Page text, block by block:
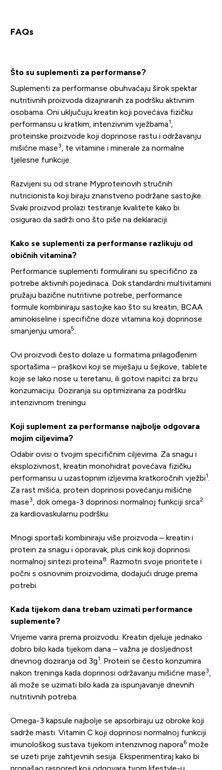
FAQs
Što su suplementi za performanse?
Suplementi za performanse obuhvaćaju širok spektar
nutritivnih proizvoda dizajniranih za podršku aktivnim
osobama. Oni uključuju kreatin koji povećava fizičku
performansu u kratkim, intenzivnim vježbama1,
proteinske proizvode koji doprinose rastu i održavanju
mišićne mase3, te vitamine i minerale za normalne
tjelesne funkcije.
Razvijeni su od strane Myproteinovih stručnih
nutricionista koji biraju znanstveno podržane sastojke.
Svaki proizvod prolazi testiranje kvalitete kako bi
osigurao da sadrži ono što piše na deklaraciji.
Kako se suplementi za performanse razlikuju od
običnih vitamina?
Performance suplementi formulirani su specifično za
potrebe aktivnih pojedinaca. Dok standardni multivitamini
pružaju bazične nutritivne potrebe, performance
formule kombiniraju sastojke kao što su kreatin, BCAA
aminokiseline i specifične doze vitamina koji doprinose
smanjenju umora5.
Ovi proizvodi često dolaze u formatima prilagođenim
sportašima – praškovi koji se miješaju u šejkove, tablete
koje se lako nose u teretanu, ili gotovi napitci za brzu
konzumaciju. Doziranja su optimizirana za podršku
intenzivnom treningu.
Koji suplement za performanse najbolje odgovara
mojim ciljevima?
Odabir ovisi o tvojim specifičnim ciljevima. Za snagu i
eksplozivnost, kreatin monohidrat povećava fizičku
performansu u uzastopnim izljevima kratkoročnih vježbi1.
Za rast mišića, protein doprinosi povećanju mišićne
mase3, dok omega-3 doprinosi normalnoj funkciji srca2
za kardiovaskularnu podršku.
Mnogi sportaši kombiniraju više proizvoda – kreatin i
protein za snagu i oporavak, plus cink koji doprinosi
normalnoj sintezi proteina8. Razmotri svoje prioritete i
počni s osnovnim proizvodima, dodajući druge prema
potrebi.
Kada tijekom dana trebam uzimati performance
suplemente?
Vrijeme varira prema proizvodu. Kreatin djeluje jednako
dobro bilo kada tijekom dana – važna je dosljednost
dnevnog doziranja od 3g1. Protein se često konzumira
nakon treninga kada doprinosi održavanju mišićne mase3,
ali može se uzimati bilo kada za ispunjavanje dnevnih
nutritivnih potreba.
Omega-3 kapsule najbolje se apsorbiraju uz obroke koji
sadrže masti. Vitamin C koji doprinosi normalnoj funkciji
imunološkog sustava tijekom intenzivnog napora6može
se uzeti prije zahtjevnih sesija. Eksperimentiraj kako bi